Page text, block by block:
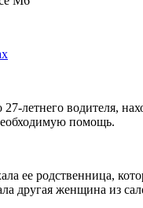
водителя,
помощь.
ее родственница,
другая женщина из